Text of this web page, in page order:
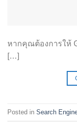
หากคุณต้องการให้
[…]
Posted in Search